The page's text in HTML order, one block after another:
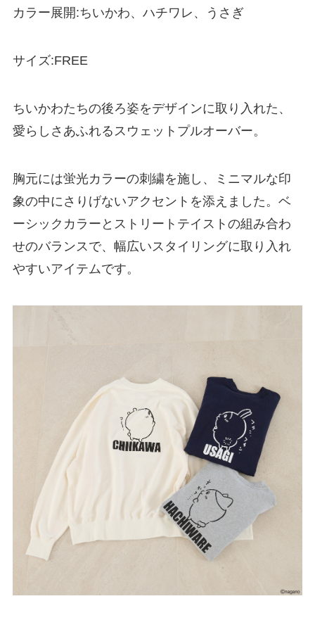
カラー展開:ちいかわ、ハチワレ、うさぎ
サイズ:FREE
ちいかわたちの後ろ姿をデザインに取り入れた、
愛らしさあふれるスウェットプルオーバー。
胸元には蛍光カラーの刺繍を施し、ミニマルな印
象の中にさりげないアクセントを添えました。ベ
ーシックカラーとストリートテイストの組み合わ
せのバランスで、幅広いスタイリングに取り入れ
やすいアイテムです。